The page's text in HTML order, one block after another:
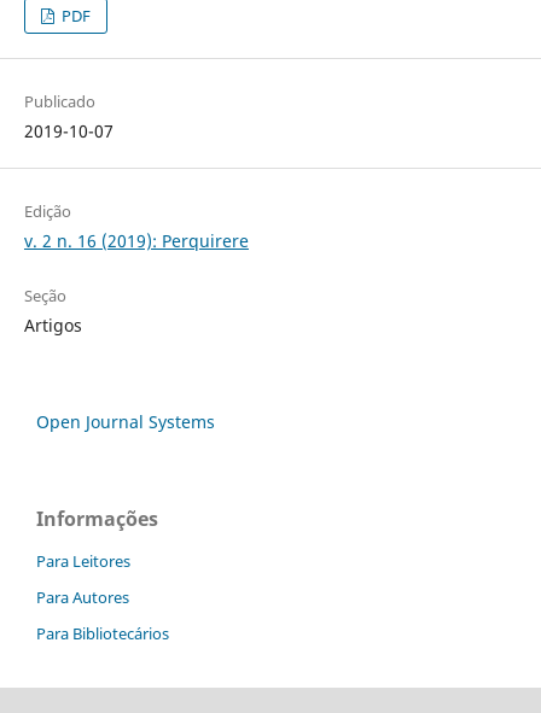
PDF
Publicado
2019-10-07
Edição
v. 2 n. 16 (2019): Perquirere
Seção
Artigos
Open Journal Systems
Informações
Para Leitores
Para Autores
Para Bibliotecários